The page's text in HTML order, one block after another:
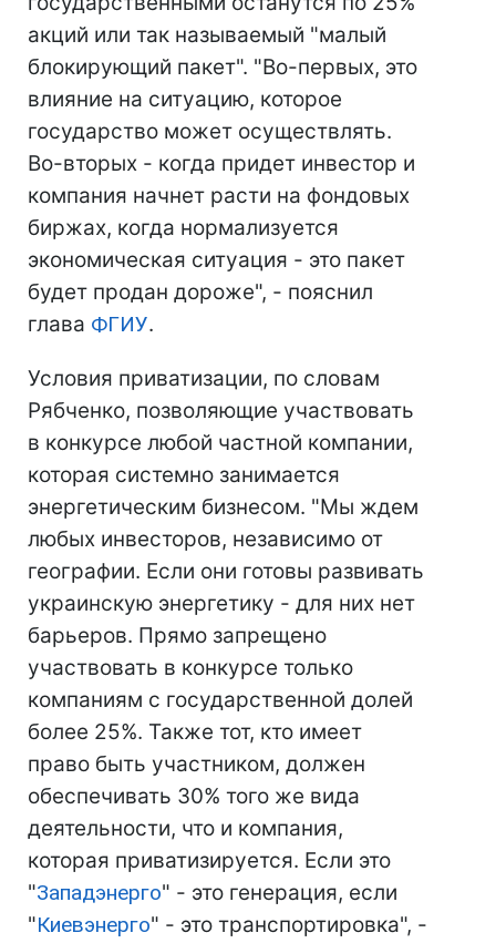
акций или так называемый "малый
блокирующий пакет". "Во-первых, это
влияние на ситуацию, которое
государство может осуществлять.
Во-вторых - когда придет инвестор и
компания начнет расти на фондовых
биржах, когда нормализуется
экономическая ситуация - это пакет
будет продан дороже", - пояснил
глава ФГИУ.
Условия приватизации, по словам
Рябченко, позволяющие участвовать
в конкурсе любой частной компании,
которая системно занимается
энергетическим бизнесом. "Мы ждем
любых инвесторов, независимо от
географии. Если они готовы развивать
украинскую энергетику - для них нет
барьеров. Прямо запрещено
участвовать в конкурсе только
компаниям с государственной долей
более 25%. Также тот, кто имеет
право быть участником, должен
обеспечивать 30% того же вида
деятельности, что и компания,
которая приватизируется. Если это
"Западэнерго" - это генерация, если
"Киевэнерго" - это транспортировка", -